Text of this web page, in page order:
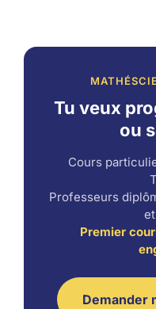
Tu veux
ou
Cours
Professeurs
Premier
Demander